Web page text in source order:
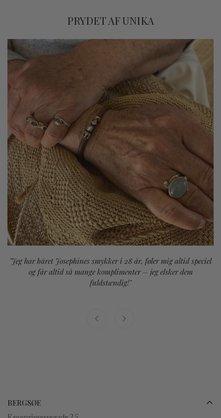
PRYDET AF UNIKA
"Jeg har båret Josephines smykker i 28 år, føler mig altid speciel
og får altid så mange komplimenter – jeg elsker dem
fuldstændig!"
BERGSØE